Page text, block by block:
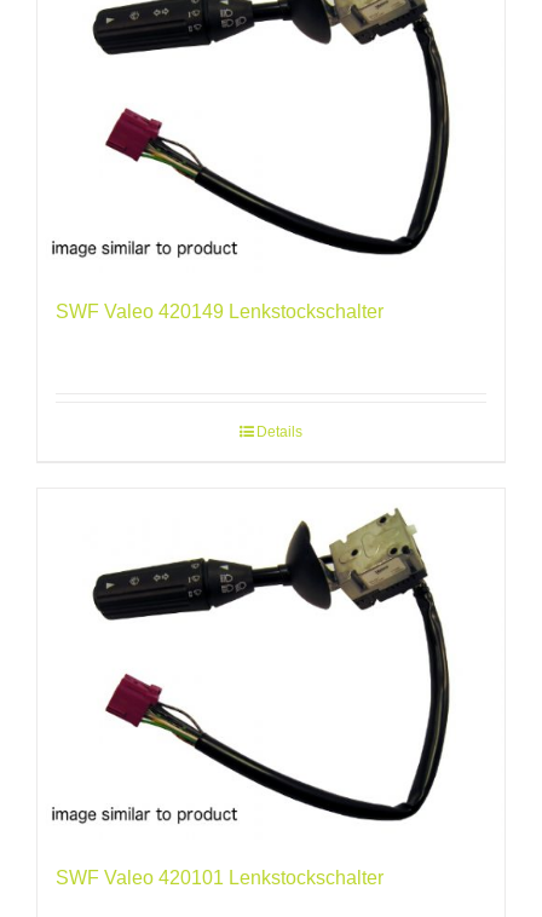
SWF Valeo 420149 Lenkstockschalter
Details
SWF Valeo 420101 Lenkstockschalter